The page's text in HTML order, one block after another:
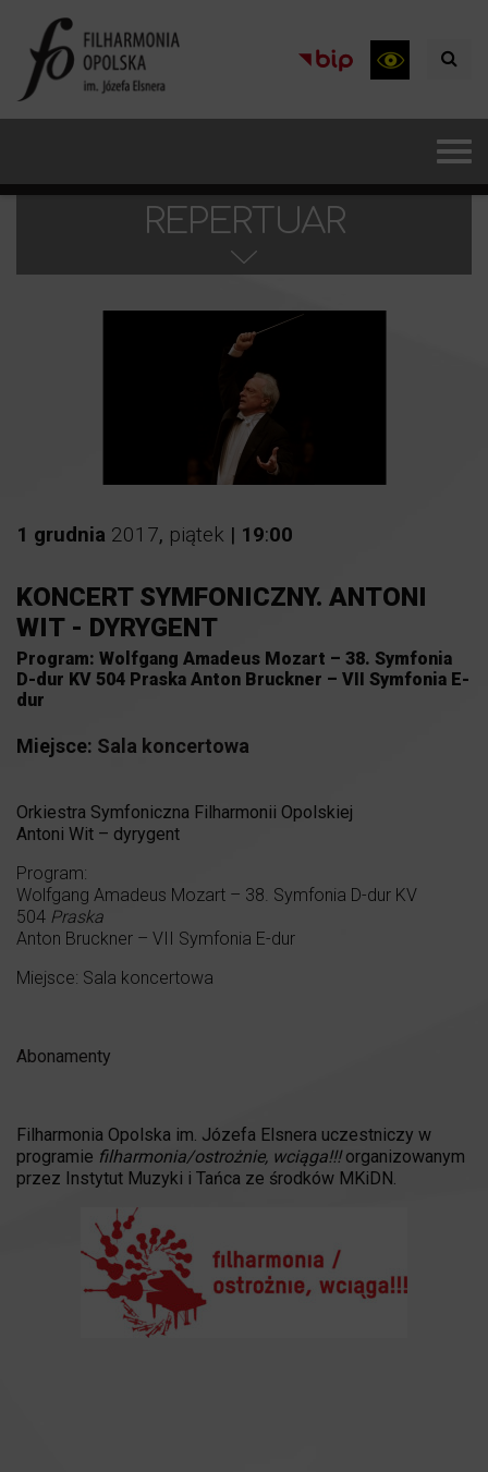
REPERTUAR
1 grudnia 2017, piątek | 19:00
KONCERT SYMFONICZNY. ANTONI
WIT - DYRYGENT
Program: Wolfgang Amadeus Mozart – 38. Symfonia
D-dur KV 504 Praska Anton Bruckner – VII Symfonia E-
dur
Miejsce: Sala koncertowa
Orkiestra Symfoniczna Filharmonii Opolskiej
Antoni Wit – dyrygent
Program:
Wolfgang Amadeus Mozart – 38. Symfonia D-dur KV
504 Praska
Anton Bruckner – VII Symfonia E-dur
Miejsce: Sala koncertowa
Abonamenty
Filharmonia Opolska im. Józefa Elsnera uczestniczy w
programie filharmonia/ostrożnie, wciąga!!!organizowanym
przez Instytut Muzyki i Tańca ze środków MKiDN.